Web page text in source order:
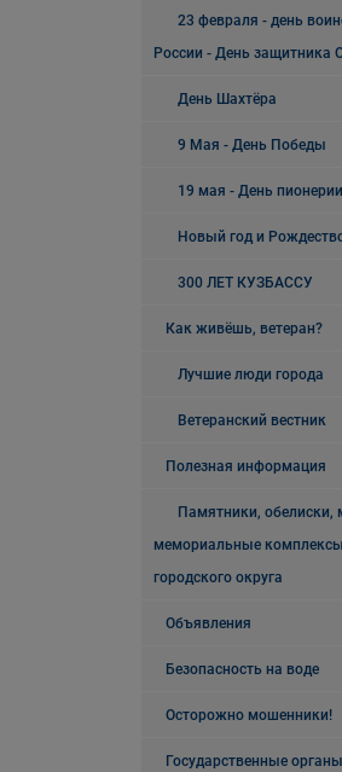
23 февраля - день
России - День защитника
День Шахтёра
9 Мая - День Победы
19 мая - День пионерии
Новый год и
300 ЛЕТ КУЗБАССУ
Как живёшь, ветеран?
Лучшие люди города
Ветеранский вестник
Полезная информация
Памятники, обелиски,
мемориальные
городского округа
Объявления
Безопасность на воде
Осторожно мошенники!
Государственные